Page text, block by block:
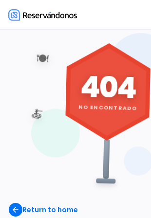
Return to home
🍽️
🍝
404
NO ENCONTRADO